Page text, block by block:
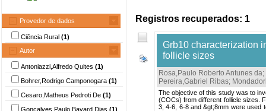
Provedor de dados
Ciência Rural (1)
Autor
Antoniazzi,Alfredo Quites (1)
Bohrer,Rodrigo Camponogara (1)
Cesaro,Matheus Pedroti De (1)
Gonçalves,Paulo Bayard Dias (1)
Registros recuperados: 1
Grb10 characterization
follicle sizes
Rosa,Paulo Roberto Antunes da;
Pereira,Gabriel Ribas;
The objective of this study was to
(COCs) from different follicle sizes.
3, 4-6, 6-8 and &gt;8mm were used